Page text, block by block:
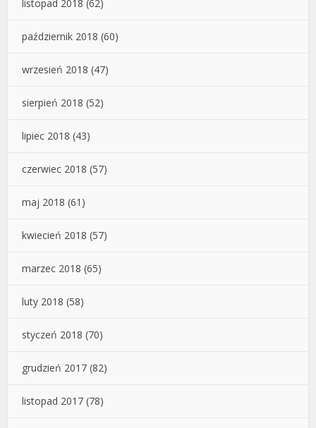
listopad 2018 (62)
październik 2018 (60)
wrzesień 2018 (47)
sierpień 2018 (52)
lipiec 2018 (43)
czerwiec 2018 (57)
maj 2018 (61)
kwiecień 2018 (57)
marzec 2018 (65)
luty 2018 (58)
styczeń 2018 (70)
grudzień 2017 (82)
listopad 2017 (78)